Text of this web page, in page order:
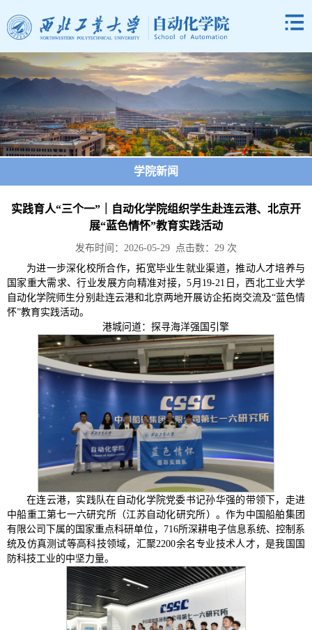
学院新闻
实践育人“三个一”｜自动化学院组织学生赴连云港、北京开
展“蓝色情怀”教育实践活动
发布时间：2026-05-29 点击数： 29 次
为进一步深化校所合作，拓宽毕业生就业渠道，推动人才培养与
国家重大需求、行业发展方向精准对接，5月19-21日，西北工业大学
自动化学院师生分别赴连云港和北京两地开展访企拓岗交流及“蓝色情
怀”教育实践活动。
港城问道：探寻海洋强国引擎
在连云港，实践队在自动化学院党委书记孙华强的带领下，走进
中船重工第七一六研究所（江苏自动化研究所）。作为中国船舶集团
有限公司下属的国家重点科研单位，716所深耕电子信息系统、控制系
统及仿真测试等高科技领域，汇聚2200余名专业技术人才，是我国国
防科技工业的中坚力量。